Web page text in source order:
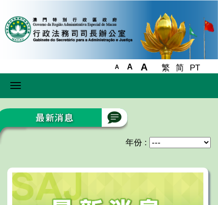
A A A 繁 简 PT
Toggle
年份 :